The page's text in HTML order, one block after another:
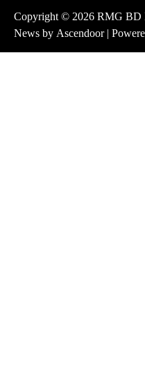
Copyright © 2026 RMG BD
News by Ascendoor|